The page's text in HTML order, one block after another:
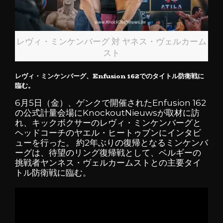
レヴィ・ミンケンバーグ 対 ヤネス・ヴェルカーム
スト
レヴィ・ミンケンバーグ、Enfusion 162でのタイトル防衛戦に
臨む。
6月5日（金）、ゲンクで開催されたEnfusion 162
の公式計量会場にKnockoutNieuwsが取材に訪
れ、キックボクサーのレヴィ・ミンケンバーグと
ヘッドコーチのヤエル・ヒートゥブンにインタビ
ューを行った。 約2年ぶりの復帰となるミンケンバ
ーグは、待望のリング復帰戦として、ベルギーの
挑戦者ヤンネス・ヴェルカームストとの主要タイ
トル防衛戦に臨む。